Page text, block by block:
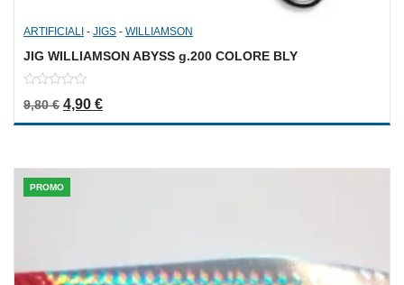
ARTIFICIALI - JIGS - WILLIAMSON
JIG WILLIAMSON ABYSS g.200 COLORE BLY
out
9,80€ Il prezzo originale era: 9,80 €.
4,90 €Il prezzo attuale è: 4,90 €.
PROMO